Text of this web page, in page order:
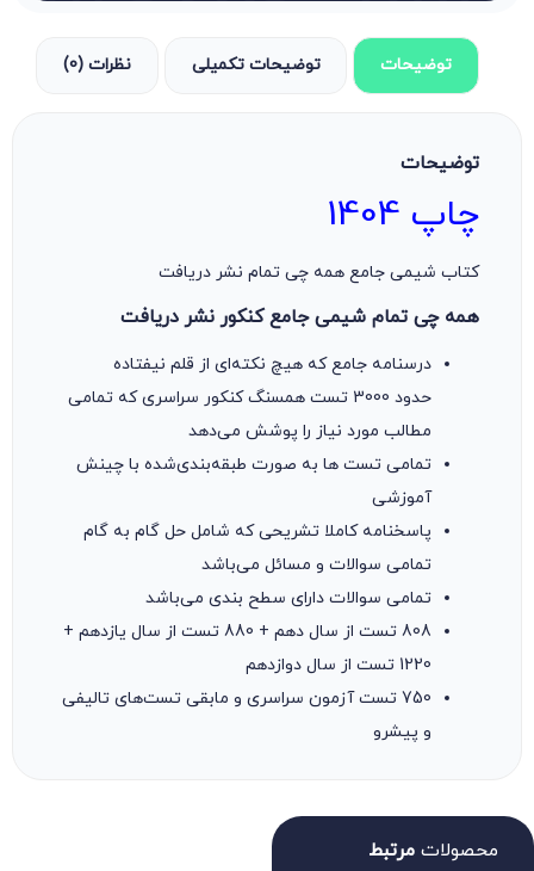
توضیحات توضیحات تکمیلی نظرات (0)
توضیحات
چاپ 1404
کتاب شیمی جامع همه چی تمام نشر دریافت
همه چی تمام شیمی جامع کنکور نشر دریافت
درسنامه جامع که هیچ نکته‌ای از قلم نیفتاده
حدود 3000 تست همسنگ کنکور سراسری که تمامی
مطالب مورد نیاز را پوشش می‌دهد
تمامی تست ها به صورت طبقه‌بندی‌شده با چینش
آموزشی
پاسخنامه کاملا تشریحی که شامل حل گام به گام
تمامی سوالات و مسائل می‌باشد
تمامی سوالات دارای سطح بندی می‌باشد
808 تست از سال دهم + 880 تست از سال یازدهم +
1220 تست از سال دوازدهم
750 تست آزمون سراسری و مابقی تست‌های تالیفی
و پیشرو
محصولات مرتبط